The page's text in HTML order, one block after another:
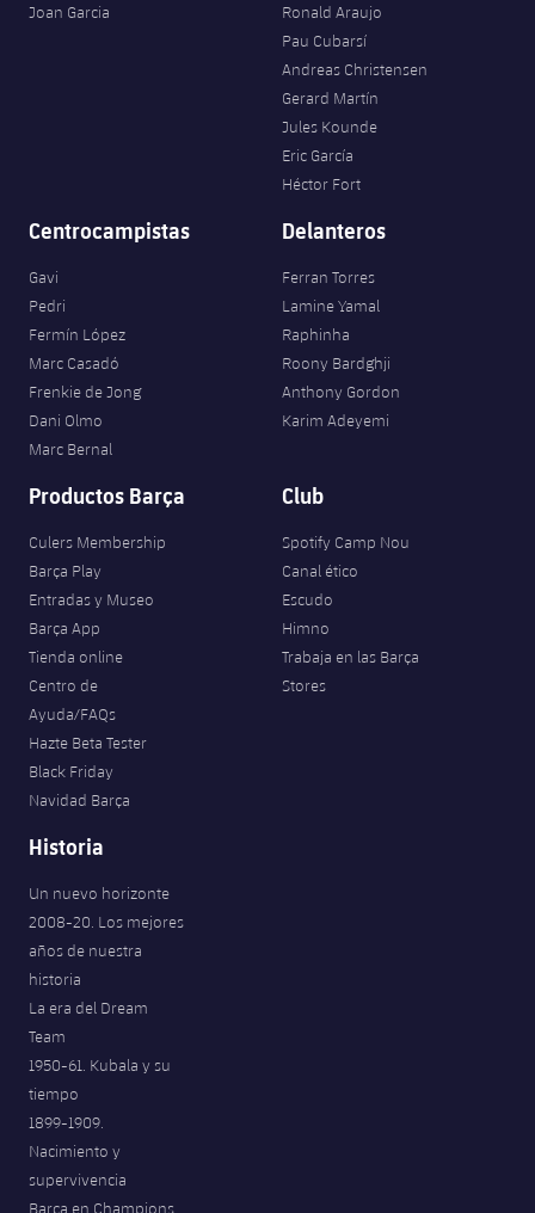
Joan Garcia
Ronald Araujo
Pau Cubarsí
Andreas Christensen
Gerard Martín
Jules Kounde
Eric García
Héctor Fort
Centrocampistas
Gavi
Pedri
Fermín López
Marc Casadó
Frenkie de Jong
Dani Olmo
Marc Bernal
Delanteros
Ferran Torres
Lamine Yamal
Raphinha
Roony Bardghji
Anthony Gordon
Karim Adeyemi
Productos Barça
Culers Membership
Barça Play
Entradas y Museo
Barça App
Tienda online
Centro de
Ayuda/FAQs
Hazte Beta Tester
Black Friday
Navidad Barça
Club
Spotify Camp Nou
Canal ético
Escudo
Himno
Trabaja en las Barça
Stores
Historia
Un nuevo horizonte
2008-20. Los mejores
años de nuestra
historia
La era del Dream
Team
1950-61. Kubala y su
tiempo
1899-1909.
Nacimiento y
supervivencia
Barça en Champions